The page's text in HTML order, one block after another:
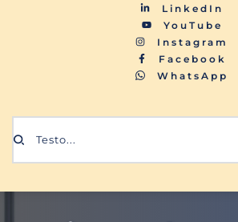
LinkedIn
YouTube
Instagram
Facebook
WhatsApp
Testo...